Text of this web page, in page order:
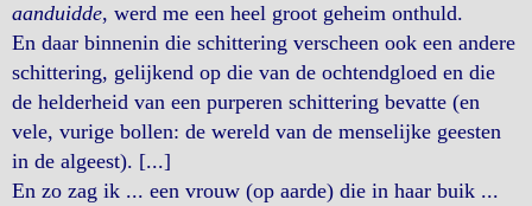
aanduidde, werd me een heel groot geheim onthuld.
En daar binnenin die schittering verscheen ook een andere
schittering, gelijkend op die van de ochtendgloed en die
de helderheid van een purperen schittering bevatte (en
vele, vurige bollen: de wereld van de menselijke geesten
in de algeest). [...]
En zo zag ik ... een vrouw (op aarde) die in haar buik ...